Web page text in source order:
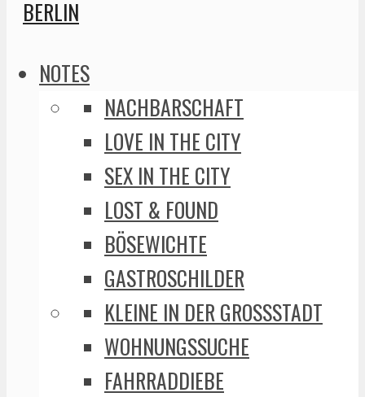
NOTES
NACHBARSCHAFT
LOVE IN THE CITY
SEX IN THE CITY
LOST & FOUND
BÖSEWICHTE
GASTROSCHILDER
KLEINE IN DER GROSSSTADT
WOHNUNGSSUCHE
FAHRRADDIEBE